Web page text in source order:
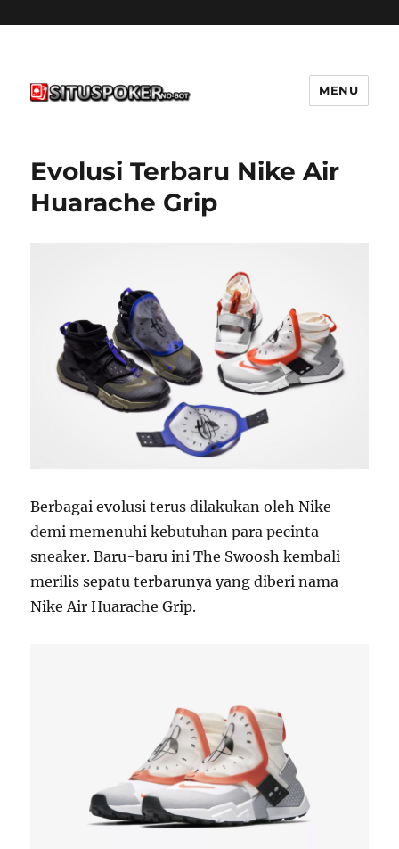
MENU
Evolusi Terbaru Nike Air
Huarache Grip
Berbagai evolusi terus dilakukan oleh Nike
demi memenuhi kebutuhan para pecinta
sneaker. Baru-baru ini The Swoosh kembali
merilis sepatu terbarunya yang diberi nama
Nike Air Huarache Grip.